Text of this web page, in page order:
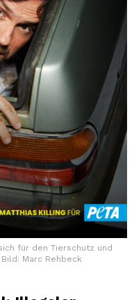
für den Tierschutz und
Marc Rehbeck